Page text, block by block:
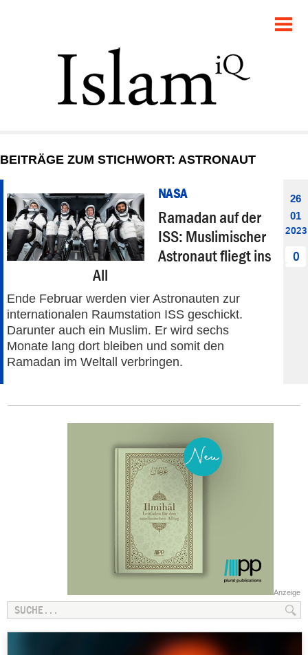
GESELLSCHAFT
STARTSEITE
DEBATTE
PANORAMA
BEITRÄGE ZUM STICHWORT: ASTRONAUT
NASA
Ramadan auf der
ISS: Muslimischer
Astronaut fliegt ins
All
Ende Februar werden vier Astronauten zur
internationalen Raumstation ISS geschickt.
Darunter auch ein Muslim. Er wird sechs
Monate lang dort bleiben und somit den
Ramadan im Weltall verbringen.
26
01
2023
0
Anzeige